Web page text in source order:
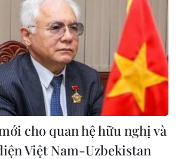
cho quan hệ hữu nghị và
Việt Nam-Uzbekistan